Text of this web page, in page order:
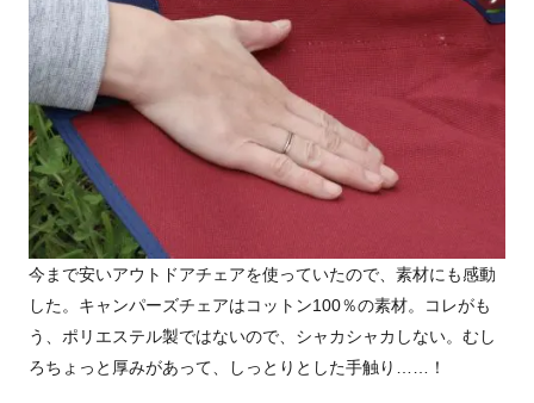
今まで安いアウトドアチェアを使っていたので、素材にも感動
した。キャンパーズチェアはコットン100％の素材。コレがも
う、ポリエステル製ではないので、シャカシャカしない。むし
ろちょっと厚みがあって、しっとりとした手触り……！